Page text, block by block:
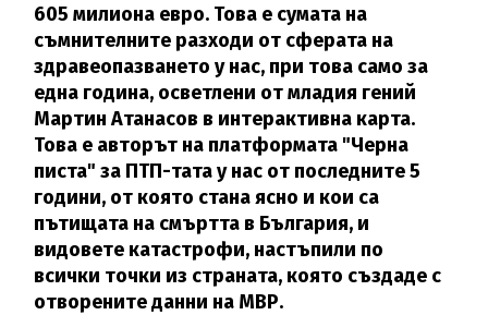
605 милиона евро. Това е сумата на
съмнителните разходи от сферата на
здравеопазването у нас, при това само за
една година, осветлени от младия гений
Мартин Атанасов в интерактивна карта.
Това е авторът на платформата "Черна
писта" за ПТП-тата у нас от последните 5
години, от която стана ясно и кои са
пътищата на смъртта в България, и
видовете катастрофи, настъпили по
всички точки из страната, която създаде с
отворените данни на МВР.